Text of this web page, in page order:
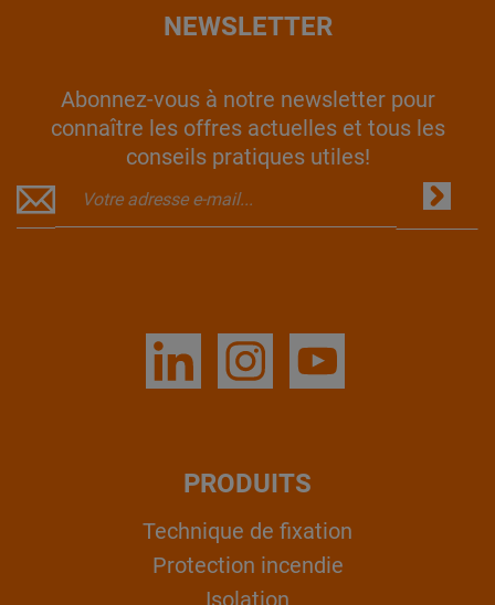
NEWSLETTER
Abonnez-vous à notre newsletter pour
connaître les offres actuelles et tous les
conseils pratiques utiles!
PRODUITS
Technique de fixation
Protection incendie